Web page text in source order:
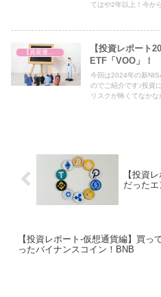
てはや2年以上！今か
【投資レポート
ETF「VOO」！
今回は2024年の新
のでご紹介です♪投資
リスクが怖くてなか
【投資
だった
【投資レポート-仮想通貨編】買っ
ったバイナンスコイン！BNB